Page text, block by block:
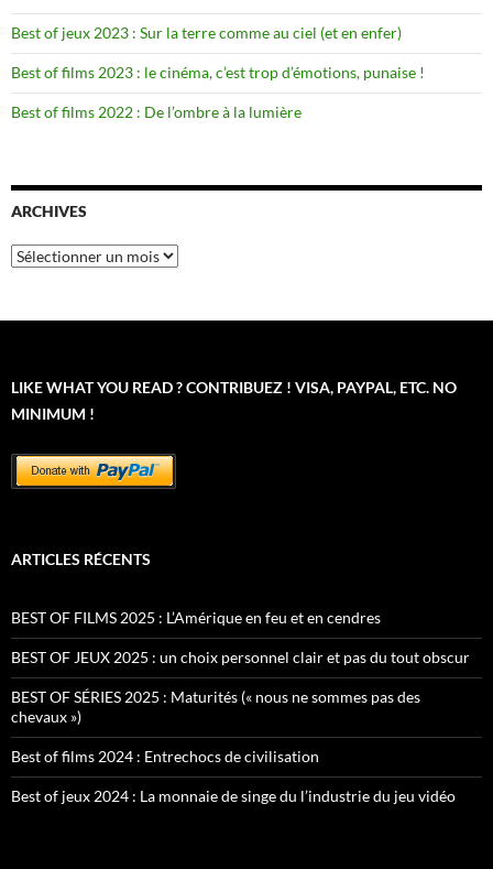
Best of jeux 2023 : Sur la terre comme au ciel (et en enfer)
Best of films 2023 : le cinéma, c’est trop d’émotions, punaise !
Best of films 2022 : De l’ombre à la lumière
ARCHIVES
Archives
LIKE WHAT YOU READ ? CONTRIBUEZ ! VISA, PAYPAL, ETC. NO
MINIMUM !
ARTICLES RÉCENTS
BEST OF FILMS 2025 : L’Amérique en feu et en cendres
BEST OF JEUX 2025 : un choix personnel clair et pas du tout obscur
BEST OF SÉRIES 2025 : Maturités (« nous ne sommes pas des
chevaux »)
Best of films 2024 : Entrechocs de civilisation
Best of jeux 2024 : La monnaie de singe du l’industrie du jeu vidéo